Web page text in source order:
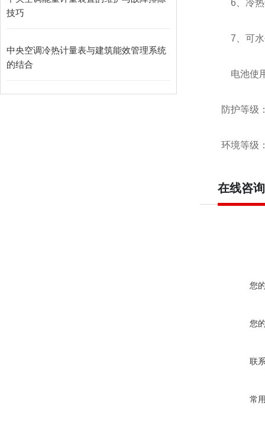
技巧
中央空调冷热计量表与建筑能效管理系统
的结合
6、冷热
7、可水
电池使用
防护等级
环境等级
在线咨询
您
您
联
常